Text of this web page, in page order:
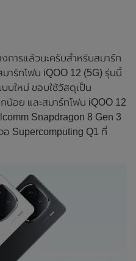
งการแล้วนะครับสำหรับสมาร์ท
าร์ทโฟน iQOO 12 (5G) รุ่นนี้
บใหม่ ขอบใช้วัสดุเป็น
น้อย และสมาร์ทโฟน iQOO 12
Snapdragon 8 Gen 3
Supercomputing Q1 ที่